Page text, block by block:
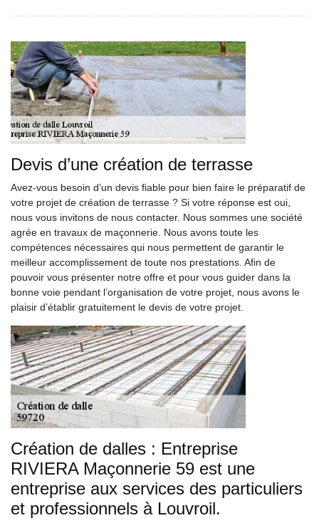
Devis d’une création de terrasse
Avez-vous besoin d’un devis fiable pour bien faire le préparatif de
votre projet de création de terrasse ? Si votre réponse est oui,
nous vous invitons de nous contacter. Nous sommes une société
agrée en travaux de maçonnerie. Nous avons toute les
compétences nécessaires qui nous permettent de garantir le
meilleur accomplissement de toute nos prestations. Afin de
pouvoir vous présenter notre offre et pour vous guider dans la
bonne voie pendant l’organisation de votre projet, nous avons le
plaisir d’établir gratuitement le devis de votre projet.
Création de dalles : Entreprise
RIVIERA Maçonnerie 59 est une
entreprise aux services des particuliers
et professionnels à Louvroil.